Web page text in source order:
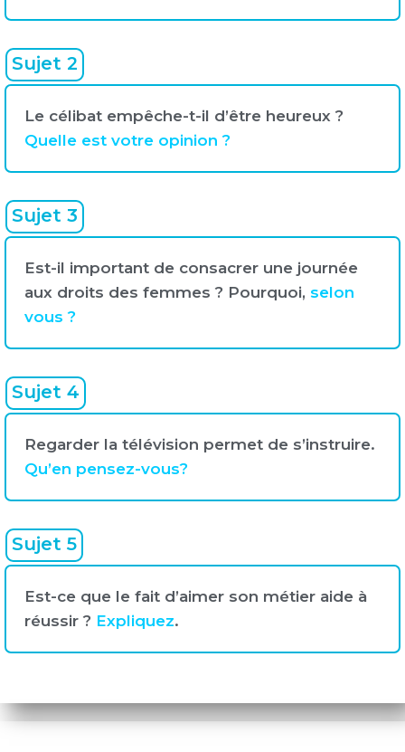
Sujet 2
Le célibat empêche-t-il d’être heureux ?
Quelle est votre opinion ?
Sujet 3
Est-il important de consacrer une journée
aux droits des femmes ? Pourquoi, selon
vous ?
Sujet 4
Regarder la télévision permet de s’instruire.
Qu’en pensez-vous?
Sujet 5
Est-ce que le fait d’aimer son métier aide à
réussir ? Expliquez.